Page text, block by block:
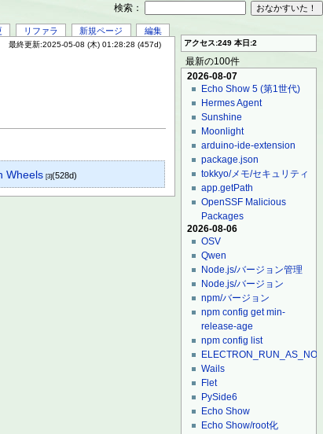
リファラ 新規ページ 編集
最終更新:2025-05-08 (木) 01:28:28 (457d)
Wheels [3](528d)
アクセス:249 本日:2
最新の100件
2026-08-07
Echo Show 5 (第1世代)
Hermes Agent
Sunshine
Moonlight
arduino-ide-extension
package.json
tokkyo/メモ/セキュリティ
app.getPath
OpenSSF Malicious
Packages
2026-08-06
OSV
Qwen
Node.js/バージョン管理
Node.js/バージョン
npm/バージョン
npm config get min-
release-age
npm config list
Wails
Flet
PySide6
Echo Show
Echo Show/root化
検索：